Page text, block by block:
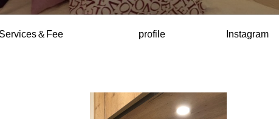
Services＆Fee profile Instagram